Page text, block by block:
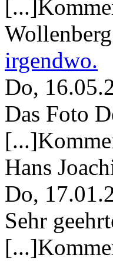
Wollenberg
irgendwo.
Do,
Das Foto
Hans
Do,
Sehr